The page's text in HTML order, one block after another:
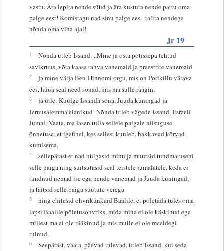
vastu. Ära lepita nende süüd ja ära kustuta nende pattu oma
palge eest! Komistagu nad sinu palge ees - talita nendega
nõnda oma viha ajal!
Jr 19
1
Nõnda ütleb Issand: „Mine ja osta potissepa tehtud
savikruus, võta kaasa rahva vanemaid ja preestrite vanemaid
2
ja mine välja Ben-Hinnomi orgu, mis on Potikillu värava
ees, hüüa seal need sõnad, mis ma sulle räägin,
3
ja ütle: Kuulge Issanda sõna, Juuda kuningad ja
Jeruusalemma elanikud! Nõnda ütleb vägede Issand, Iisraeli
Jumal: Vaata, ma lasen tulla sellele paigale niisuguse
õnnetuse, et igaühel, kes sellest kuuleb, hakkavad kõrvad
kumisema,
4
sellepärast et nad hülgasid minu ja muutsid tundmatuseni
selle paiga ning suitsutasid seal teistele jumalatele, keda ei
tundnud nemad ise ega nende vanemad ja Juuda kuningad,
ja täitsid selle paiga süütute verega
5
ning ehitasid ohvrikünkaid Baalile, et põletada tules oma
lapsi Baalile põletusohvriks, mida mina ei ole käskinud ega
millest ma ei ole rääkinud ja mis mulle ei ole meeldegi
tulnud.
6
Seepärast, vaata, päevad tulevad, ütleb Issand, kui seda